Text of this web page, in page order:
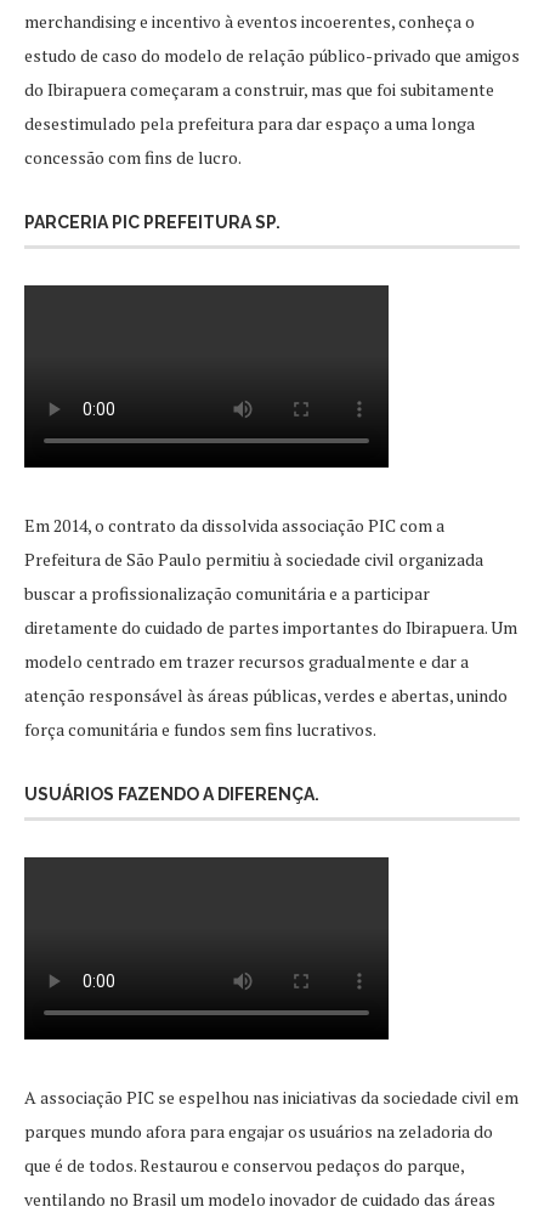
merchandising e incentivo à eventos incoerentes, conheça o
estudo de caso do modelo de relação público-privado que amigos
do Ibirapuera começaram a construir, mas que foi subitamente
desestimulado pela prefeitura para dar espaço a uma longa
concessão com fins de lucro.
PARCERIA PIC PREFEITURA SP.
Em 2014, o contrato da dissolvida associação PIC com a
Prefeitura de São Paulo permitiu à sociedade civil organizada
buscar a profissionalização comunitária e a participar
diretamente do cuidado de partes importantes do Ibirapuera. Um
modelo centrado em trazer recursos gradualmente e dar a
atenção responsável às áreas públicas, verdes e abertas, unindo
força comunitária e fundos sem fins lucrativos.
USUÁRIOS FAZENDO A DIFERENÇA.
A associação PIC se espelhou nas iniciativas da sociedade civil em
parques mundo afora para engajar os usuários na zeladoria do
que é de todos. Restaurou e conservou pedaços do parque,
ventilando no Brasil um modelo inovador de cuidado das áreas